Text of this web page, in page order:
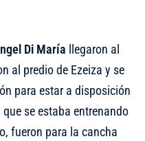
Di María llegaron al
al predio de Ezeiza y se
para estar a disposición
se estaba entrenando
fueron para la cancha